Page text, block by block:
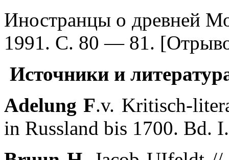
Иностранцы о древней
1991. С. 80 — 81.
Источники и
Adelung F.v. Kritisch-
in Russland bis 1700. Bd.